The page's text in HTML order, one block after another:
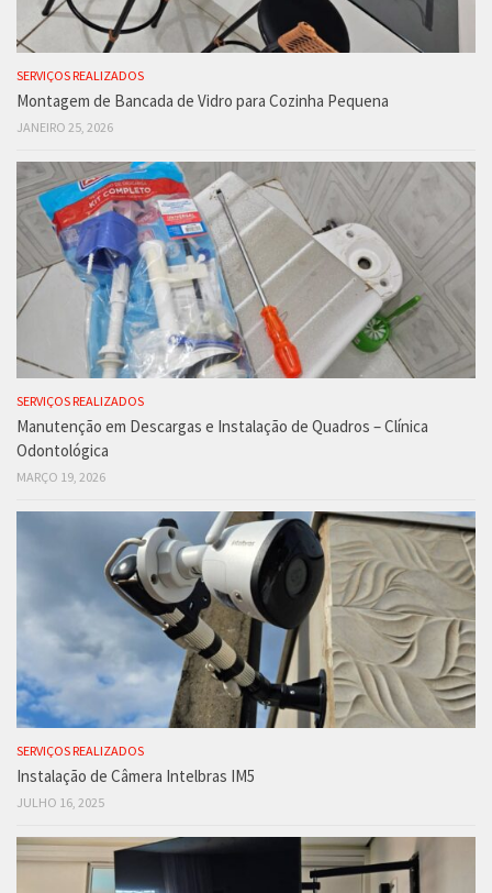
SERVIÇOS REALIZADOS
Montagem de Bancada de Vidro para Cozinha Pequena
JANEIRO 25, 2026
SERVIÇOS REALIZADOS
Manutenção em Descargas e Instalação de Quadros – Clínica
Odontológica
MARÇO 19, 2026
SERVIÇOS REALIZADOS
Instalação de Câmera Intelbras IM5
JULHO 16, 2025